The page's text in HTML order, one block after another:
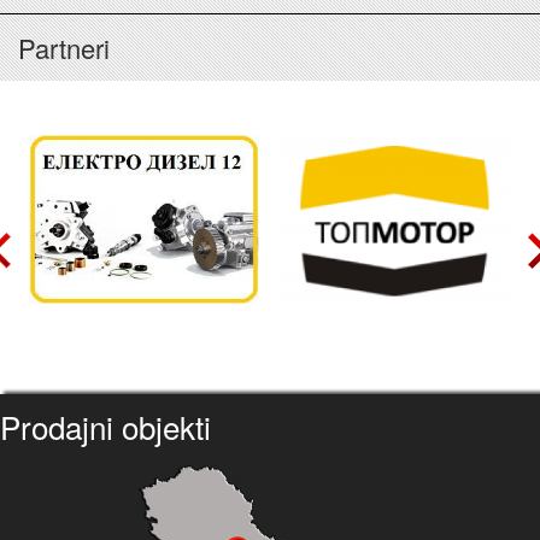
Partneri
Prodajni objekti